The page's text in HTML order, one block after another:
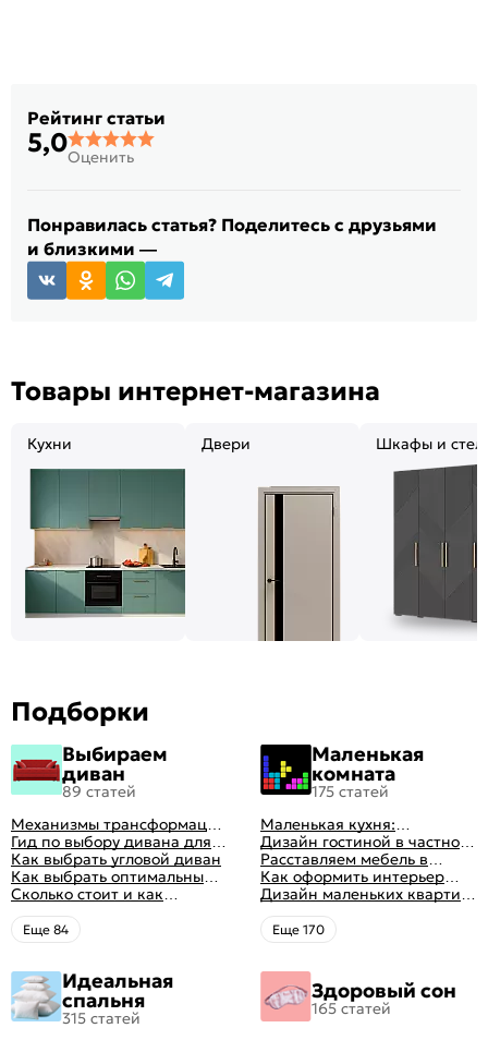
Рейтинг статьи
5,0Оценить
Понравилась статья? Поделитесь с друзьями
и близкими —
Товары интернет-магазина
Кухни Двери Шкафы и
Подборки
Выбираем
диван
89 статей
Механизмы трансформации
диванов: все виды,
особенности, плюсы и
минусы
Гид по выбору дивана для
сна
Как выбрать угловой диван
Как выбрать оптимальный
цвет стен в гостиной: 50
фото и идей оформления
Сколько стоит и как
перетянуть диван
Eще 84
Маленькая
комната
175 статей
Маленькая кухня:
планировка, стили, цвет и
рисунок, реальные фото
Дизайн гостиной в частном
доме: 50 вариантов с фото
Расставляем мебель в
гостиной: главные правила
рациональной планировки
Как оформить интерьер
однокомнатной квартиры:
47 классных идей с фото
Дизайн маленьких квартир:
10 идей для дизайна
интерьера с фото
Eще 170
Идеальная
спальня
315 статей
Здоровый сон
165 статей